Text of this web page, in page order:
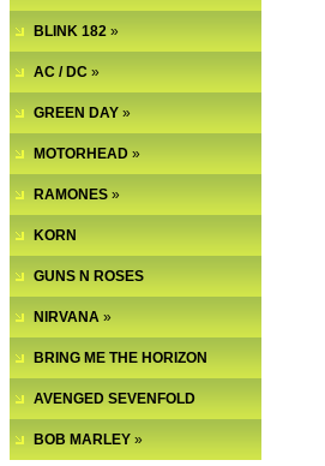
BLINK 182 »
AC / DC »
GREEN DAY »
MOTORHEAD »
RAMONES »
KORN
GUNS N ROSES
NIRVANA »
BRING ME THE HORIZON
AVENGED SEVENFOLD
BOB MARLEY »